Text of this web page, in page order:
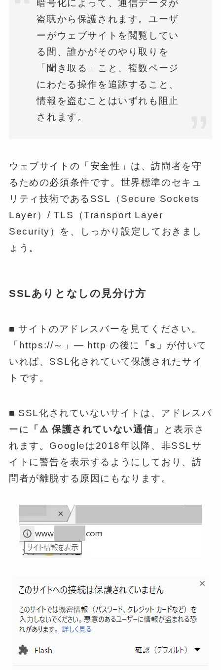
暗号化によって、通信データが
盗聴から保護されます。ユーザ
ーがウェブサイトを閲覧してい
る間、誰かがそのやり取りを
「聞き取る」こと、複数ページ
にわたる操作を追跡すること、
情報を盗むことはいずれも阻止
されます。
ウェブサイトの「安全性」は、訪問者を守
るための必須条件です。世界標準のセキュ
リティ技術であるSSL（Secure Sockets
Layer）/ TLS（Transport Layer
Security）を、しっかり設定しておきまし
ょう。
SSLありとなしの見分け方
■ サイトのアドレスバーを見てください。
「https://～」— http の後に
「s」 が付いて
いれば、SSL化されていて保護されたサイ
トです。
■ SSL化されていないサイトは、アドレスバ
ーに
「⚠️ 保護されていない通信」
と表示さ
れます。Googleは2018年以降、非SSLサ
イトに警告を表示するようにしており、訪
問者が離脱する原因にもなります。